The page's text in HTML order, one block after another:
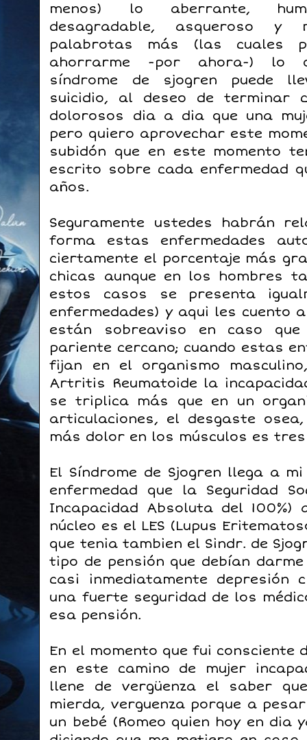
menos) lo aberrante,
desagradable, asqueroso y
palabrotas más (las cuales
ahorrarme -por ahora-) lo
síndrome de sjogren puede
suicidio, al deseo de terminar
dolorosos dia a dia que una
pero quiero aprovechar este
subidón que en este momento
escrito sobre cada enfermedad
años.
Seguramente ustedes habrán
forma estas enfermedades
ciertamente el porcentaje más
chicas aunque en los hombres
estos casos se presenta
enfermedades) y aqui les cuento
están sobreaviso en caso
pariente cercano; cuando estas
fijan en el organismo
Artritis Reumatoide la
se triplica más que en un
articulaciones, el desgaste
más dolor en los músculos es
El Síndrome de Sjogren llega a
enfermedad que la Seguridad
Incapacidad Absoluta del
núcleo es el LES (Lupus
que tenia tambien el Sindr. de
tipo de pensión que debían
casi inmediatamente depresión
una fuerte seguridad de los
esa pensión.
En el momento que fui consciente
en este camino de mujer
llene de vergüenza el saber
mierda, verguenza porque a
un bebé (Romeo quien hoy en dia